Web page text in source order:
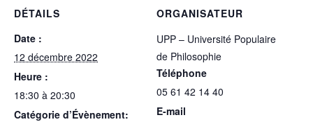
DÉTAILS
Date :
12 décembre 2022
Heure :
18:30 à 20:30
Catégorie d’Évènement:
ORGANISATEUR
UPP – Université Populaire
de Philosophie
Téléphone
05 61 42 14 40
E-mail